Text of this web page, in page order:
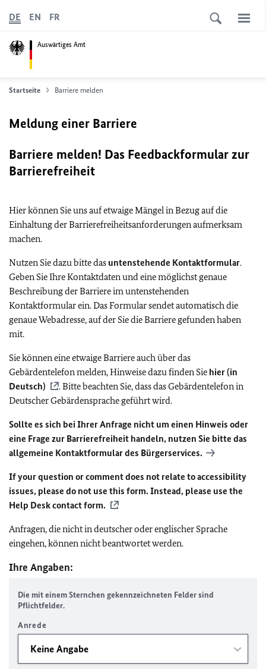
Auswärtiges Amt
DE EN FR
Startseite Barriere melden
Meldung einer Barriere
Barriere melden! Das Feedbackformular zur
Barrierefreiheit
Hier können Sie uns auf etwaige Mängel in Bezug auf die
Einhaltung der Barrierefreiheitsanforderungen aufmerksam
machen.
Nutzen Sie dazu bitte das untenstehende Kontaktformular.
Geben Sie Ihre Kontaktdaten und eine möglichst genaue
Beschreibung der Barriere im untenstehenden
Kontaktformular ein. Das Formular sendet automatisch die
genaue Webadresse, auf der Sie die Barriere gefunden haben
mit.
Sie können eine etwaige Barriere auch über das
Gebärdentelefon melden, Hinweise dazu finden Sie hier (in
Deutsch)
. Bitte beachten Sie, dass das Gebärdentelefon in
Deutscher Gebärdensprache geführt wird.
Sollte es sich bei Ihrer Anfrage nicht um einen Hinweis oder
eine Frage zur Barrierefreiheit handeln, nutzen Sie bitte das
allgemeine Kontaktformular des Bürgerservices.
If your question or comment does not relate to accessibility
issues, please do not use this form. Instead, please use the
Help Desk contact form.
Anfragen, die nicht in deutscher oder englischer Sprache
eingehen, können nicht beantwortet werden.
Ihre Angaben:
Die mit einem Sternchen gekennzeichneten Felder sind
Pflichtfelder.
Anrede